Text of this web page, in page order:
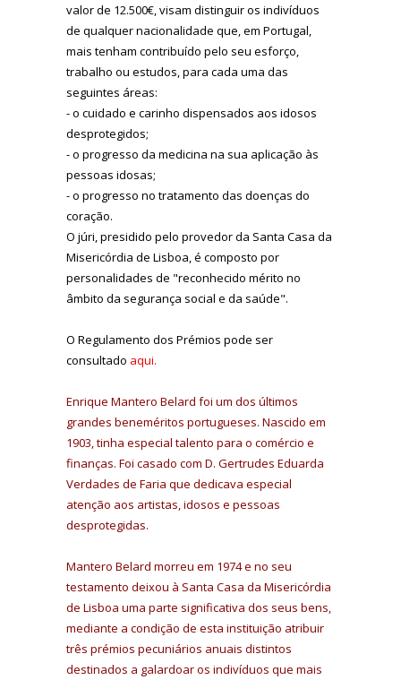
valor de 12.500€, visam distinguir os indivíduos
de qualquer nacionalidade que, em Portugal,
mais tenham contribuído pelo seu esforço,
trabalho ou estudos, para cada uma das
seguintes áreas:
- o cuidado e carinho dispensados aos idosos
desprotegidos;
- o progresso da medicina na sua aplicação às
pessoas idosas;
- o progresso no tratamento das doenças do
coração.
O júri, presidido pelo provedor da Santa Casa da
Misericórdia de Lisboa, é composto por
personalidades de "reconhecido mérito no
âmbito da segurança social e da saúde".
O Regulamento dos Prémios pode ser
consultado aqui.
Enrique Mantero Belard foi um dos últimos
grandes beneméritos portugueses. Nascido em
1903, tinha especial talento para o comércio e
finanças. Foi casado com D. Gertrudes Eduarda
Verdades de Faria que dedicava especial
atenção aos artistas, idosos e pessoas
desprotegidas.
Mantero Belard morreu em 1974 e no seu
testamento deixou à Santa Casa da Misericórdia
de Lisboa uma parte significativa dos seus bens,
mediante a condição de esta instituição atribuir
três prémios pecuniários anuais distintos
destinados a galardoar os indivíduos que mais